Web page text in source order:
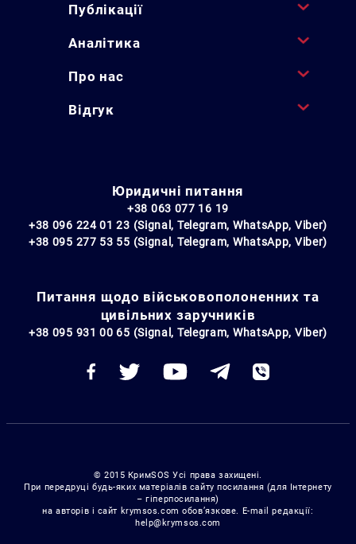
Публікації
Аналітика
Про нас
Відгук
Юридичні питання
+38 063 077 16 19
+38 096 224 01 23 (Signal, Telegram, WhatsApp, Viber)
+38 095 277 53 55 (Signal, Telegram, WhatsApp, Viber)
Питання щодо військовополоненних та
цивільних заручників
+38 095 931 00 65 (Signal, Telegram, WhatsApp, Viber)
© 2015 КримSOS Усі права захищені.
При передруці будь-яких матеріалів сайту посилання (для Інтернету
– гіперпосилання)
на авторів і сайт krymsos.com обов’язкове. E-mail редакції:
help@krymsos.com